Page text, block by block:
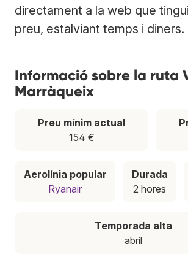
directament a la web que
preu, estalviant temps i diners.
Informació sobre la ruta
Marràqueix
Preu mínim actual
154 €
Aerolínia popular
Ryanair
Durada
2 hores
Temporada alta
abril